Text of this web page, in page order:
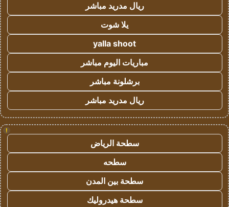
ريال مدريد مباشر
يلا شوت
yalla shoot
مباريات اليوم مباشر
برشلونة مباشر
ريال مدريد مباشر
!
سطحة الرياض
سطحه
سطحة بين المدن
سطحة هيدروليك